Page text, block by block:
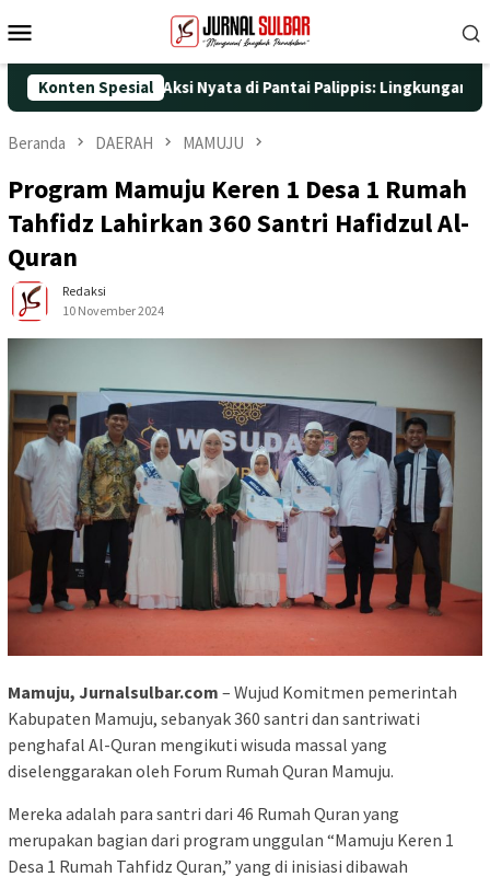
ke
Mobile
Konten Spesial
dengan Aksi Nyata di Pantai Palippis: Lingkungan dan
Beranda DAERAH MAMUJU
Program Mamuju Keren 1 Desa 1 Rumah
Tahfidz Lahirkan 360 Santri Hafidzul Al-
Quran
Redaksi
10 November 2024
Mamuju, Jurnalsulbar.com – Wujud Komitmen pemerintah
Kabupaten Mamuju, sebanyak 360 santri dan santriwati
penghafal Al-Quran mengikuti wisuda massal yang
diselenggarakan oleh Forum Rumah Quran Mamuju.
Mereka adalah para santri dari 46 Rumah Quran yang
merupakan bagian dari program unggulan “Mamuju Keren 1
Desa 1 Rumah Tahfidz Quran,” yang di inisiasi dibawah